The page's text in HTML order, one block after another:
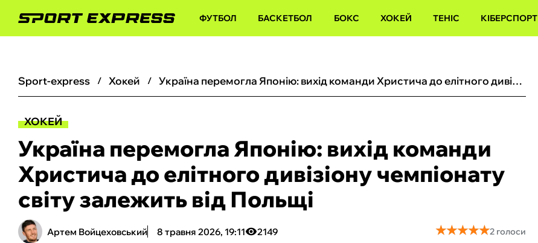
ФУТБОЛ БАСКЕТБОЛ БОКС ХОКЕЙ ТЕНІС КІБЕРСПОРТ
sport-express хокей Україна перемогла Японію: вихід команди Христича до елітного дивізіону чемпіонату світу залежить від Польщі
ХОКЕЙ
Україна перемогла Японію: вихід команди
Христича до елітного дивізіону чемпіонату
світу залежить від Польщі
Артем Войцеховський 8 травня 2026, 19:11 2149 ★★★★★
★★★★★2 голоси